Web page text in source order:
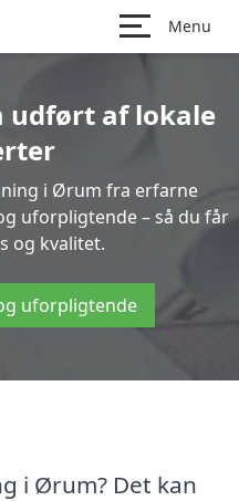
Menu
udført af lokale
i Ørum fra erfarne
uforpligtende – så du får
og kvalitet.
uforpligtende
i Ørum? Det kan